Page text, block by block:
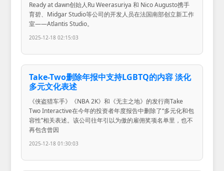
Ready at dawn创始人Ru Weerasuriya 和 Nico Augusto携手
育碧、Midgar Studio等公司的开发人员在法国南部创立新工作
室——Atlantis Studio。
2025-12-18 02:15:03
Take-Two删除年报中支持LGBTQ的内容 淡化
多元文化表述
《侠盗猎车手》《NBA 2K》和《无主之地》的发行商Take
Two Interactive在今年的投资者年度报告中删除了“多元化和包
容性”相关表述。该公司往年引以为傲的雇佣奖项名单里，也不
再包含曾因
2025-12-18 01:30:03